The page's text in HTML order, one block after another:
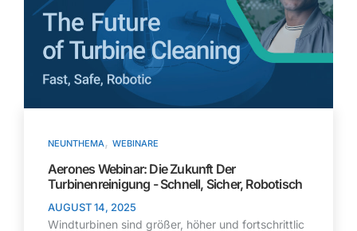
NEUNTHEMA, WEBINARE
Aerones Webinar: Die Zukunft Der
Turbinenreinigung - Schnell, Sicher, Robotisch
AUGUST 14, 2025
Windturbinen sind größer, höher und fortschrittlic